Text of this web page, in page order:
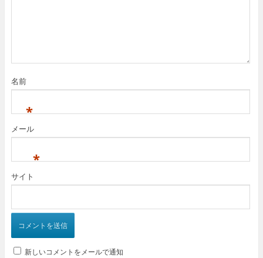
名前
*
メール
*
サイト
新しいコメントをメールで通知